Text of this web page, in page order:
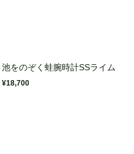
池をのぞく蛙腕時計SSライム
¥18,700